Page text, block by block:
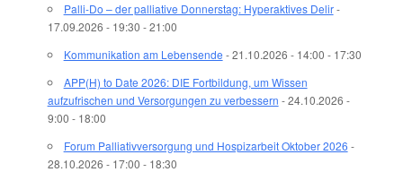
Palli-Do – der palliative Donnerstag: Hyperaktives Delir-
17.09.2026 - 19:30 - 21:00
Kommunikation am Lebensende - 21.10.2026 - 14:00 - 17:30
APP(H) to Date 2026: DIE Fortbildung, um Wissen
aufzufrischen und Versorgungen zu verbessern - 24.10.2026 -
9:00 - 18:00
Forum Palliativversorgung und Hospizarbeit Oktober 2026 -
28.10.2026 - 17:00 - 18:30